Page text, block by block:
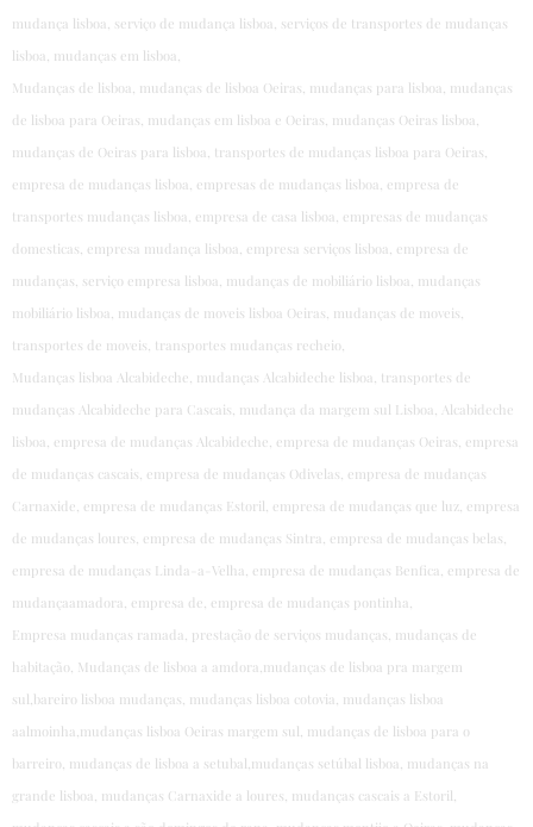
mudança lisboa, serviço de mudança lisboa, serviços de transportes de mudanças
lisboa, mudanças em lisboa,
Mudanças de lisboa, mudanças de lisboa Oeiras, mudanças para lisboa, mudanças
de lisboa para Oeiras, mudanças em lisboa e Oeiras, mudanças Oeiras lisboa,
mudanças de Oeiras para lisboa, transportes de mudanças lisboa para Oeiras,
empresa de mudanças lisboa, empresas de mudanças lisboa, empresa de
transportes mudanças lisboa, empresa de casa lisboa, empresas de mudanças
domesticas, empresa mudança lisboa, empresa serviços lisboa, empresa de
mudanças, serviço empresa lisboa, mudanças de mobiliário lisboa, mudanças
mobiliário lisboa, mudanças de moveis lisboa Oeiras, mudanças de moveis,
transportes de moveis, transportes mudanças recheio,
Mudanças lisboa Alcabideche, mudanças Alcabideche lisboa, transportes de
mudanças Alcabideche para Cascais, mudança da margem sul Lisboa, Alcabideche
lisboa, empresa de mudanças Alcabideche, empresa de mudanças Oeiras, empresa
de mudanças cascais, empresa de mudanças Odivelas, empresa de mudanças
Carnaxide, empresa de mudanças Estoril, empresa de mudanças que luz, empresa
de mudanças loures, empresa de mudanças Sintra, empresa de mudanças belas,
empresa de mudanças Linda-a-Velha, empresa de mudanças Benfica, empresa de
mudançaamadora, empresa de, empresa de mudanças pontinha,
Empresa mudanças ramada, prestação de serviços mudanças, mudanças de
habitação, Mudanças de lisboa a amdora,mudanças de lisboa pra margem
sul,bareiro lisboa mudanças, mudanças lisboa cotovia, mudanças lisboa
aalmoinha,mudanças lisboa Oeiras margem sul, mudanças de lisboa para o
barreiro, mudanças de lisboa a setubal,mudanças setúbal lisboa, mudanças na
grande lisboa, mudanças Carnaxide a loures, mudanças cascais a Estoril,